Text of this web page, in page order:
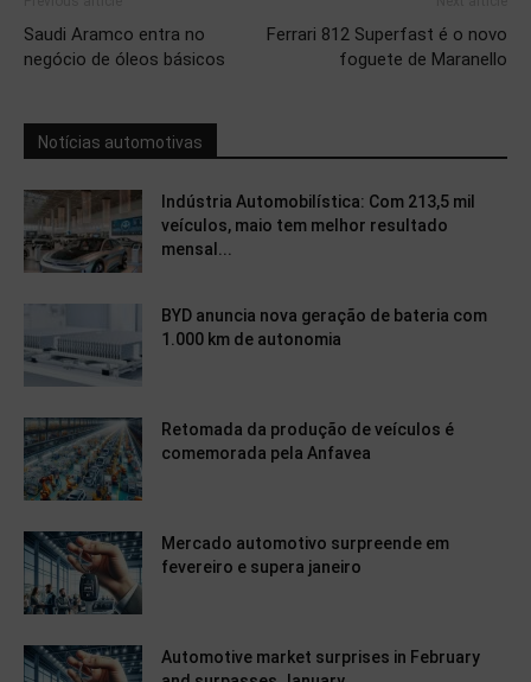
Saudi Aramco entra no
negócio de óleos básicos
Ferrari 812 Superfast é o novo
foguete de Maranello
Notícias automotivas
Indústria Automobilística: Com 213,5 mil
veículos, maio tem melhor resultado
mensal...
BYD anuncia nova geração de bateria com
1.000 km de autonomia
Retomada da produção de veículos é
comemorada pela Anfavea
Mercado automotivo surpreende em
fevereiro e supera janeiro
Automotive market surprises in February